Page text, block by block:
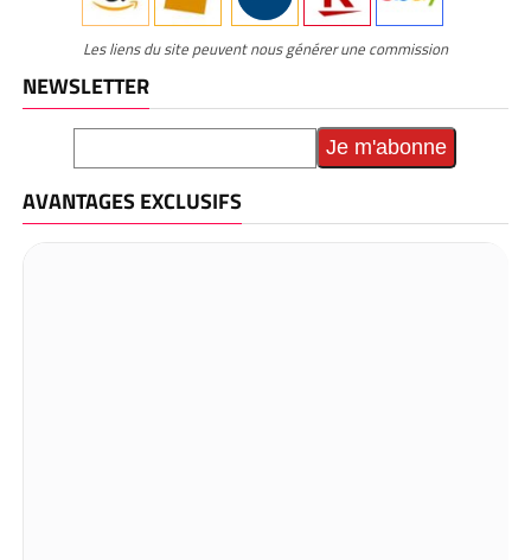
Les liens du site peuvent nous générer une commission
NEWSLETTER
AVANTAGES EXCLUSIFS